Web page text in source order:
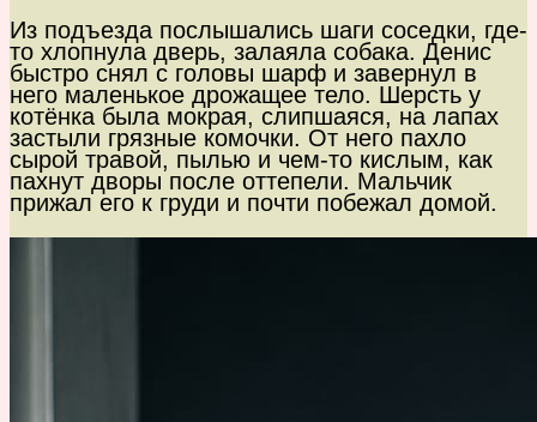
Из подъезда послышались шаги соседки, где-
то хлопнула дверь, залаяла собака. Денис
быстро снял с головы шарф и завернул в
него маленькое дрожащее тело. Шерсть у
котёнка была мокрая, слипшаяся, на лапах
застыли грязные комочки. От него пахло
сырой травой, пылью и чем-то кислым, как
пахнут дворы после оттепели. Мальчик
прижал его к груди и почти побежал домой.